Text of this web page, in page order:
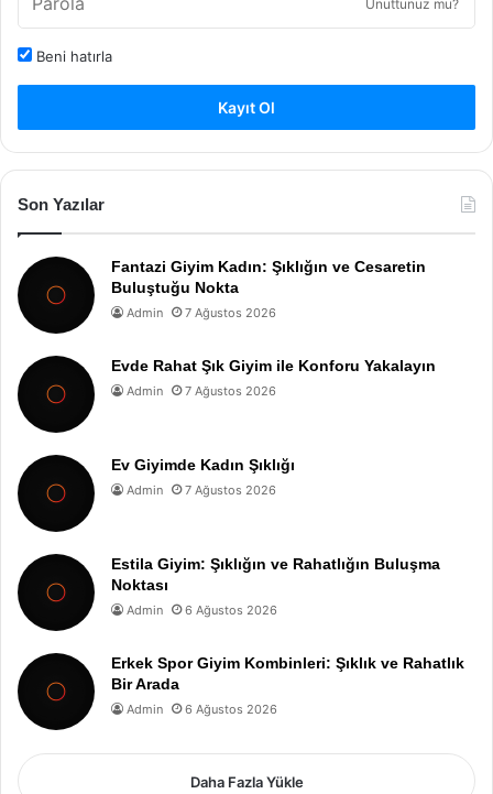
Unuttunuz mu?
Beni hatırla
Kayıt Ol
Son Yazılar
Fantazi Giyim Kadın: Şıklığın ve Cesaretin
Buluştuğu Nokta
Admin 7 Ağustos 2026
Evde Rahat Şık Giyim ile Konforu Yakalayın
Admin 7 Ağustos 2026
Ev Giyimde Kadın Şıklığı
Admin 7 Ağustos 2026
Estila Giyim: Şıklığın ve Rahatlığın Buluşma
Noktası
Admin 6 Ağustos 2026
Erkek Spor Giyim Kombinleri: Şıklık ve Rahatlık
Bir Arada
Admin 6 Ağustos 2026
Daha Fazla Yükle